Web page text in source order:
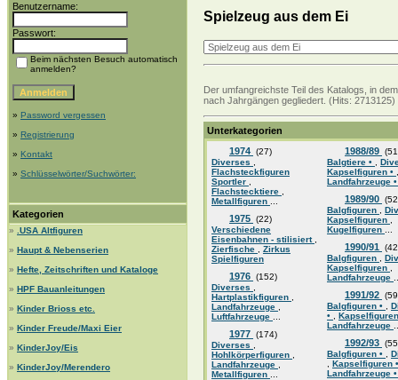
Benutzername:
Passwort:
Beim nächsten Besuch automatisch
anmelden?
» Password vergessen
» Registrierung
» Kontakt
» Schlüsselwörter/Suchwörter:
Kategorien
»
.USA Altfiguren
» Haupt & Nebenserien
» Hefte, Zeitschriften und Kataloge
» HPF Bauanleitungen
» Kinder Brioss etc.
» Kinder Freude/Maxi Eier
» KinderJoy/Eis
» KinderJoy/Merendero
Spielzeug aus dem Ei
Der umfangreichste Teil des Katalogs, in
nach Jahrgängen gegliedert. (Hits:
Unterkategorien
1974 (27)
Diverses
Flachsteckfiguren
Sportler
Flachstecktiere
Metallfiguren
1975 (22)
Verschiedene
Eisenbahnen - stilisiert
Zierfische
Zirkus
Spielfiguren
1976 (152)
Diverses
Hartplastikfiguren
Landfahrzeuge
Luftfahrzeuge
1977 (174)
Diverses
Hohlkörperfiguren
Landfahrzeuge
Metallfiguren
1988/89
Balgtiere •
Kapselfiguren •
Landfahrzeuge
1989/90
Balgfiguren
Kapselfiguren
Kugelfiguren
1990/91
Balgfiguren
Kapselfiguren
Landfahrzeuge
1991/92
Balgfiguren •
•
Landfahrzeuge
1992/93
Balgfiguren •
Kapselfiguren
Landfahrzeuge